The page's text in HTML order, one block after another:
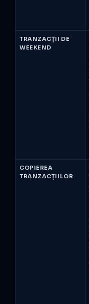
TRANZACȚII DE
WEEKEND
COPIEREA
TRANZACȚIILOR